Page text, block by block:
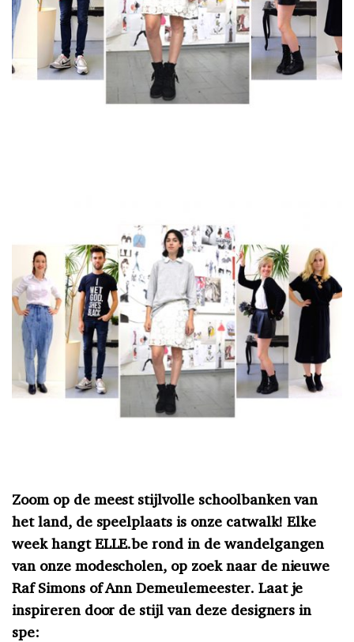
Zoom op de meest stijlvolle schoolbanken van
het land, de speelplaats is onze catwalk! Elke
week hangt ELLE.be rond in de wandelgangen
van onze modescholen, op zoek naar de nieuwe
Raf Simons of Ann Demeulemeester. Laat je
inspireren door de stijl van deze designers in
spe: